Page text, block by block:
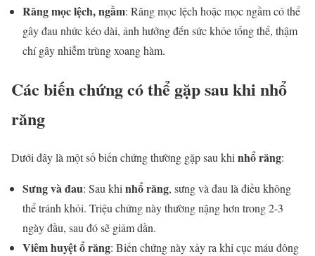
Răng mọc lệch, ngầm: Răng mọc lệch hoặc mọc ngầm có thể
gây đau nhức kéo dài, ảnh hưởng đến sức khỏe tổng thể, thậm
chí gây nhiễm trùng xoang hàm.
Các biến chứng có thể gặp sau khi nhổ
răng
Dưới đây là một số biến chứng thường gặp sau khi nhổ răng:
Sưng và đau: Sau khi nhổ răng, sưng và đau là điều không
thể tránh khỏi. Triệu chứng này thường nặng hơn trong 2-3
ngày đầu, sau đó sẽ giảm dần.
Viêm huyệt ổ răng: Biến chứng này xảy ra khi cục máu đông